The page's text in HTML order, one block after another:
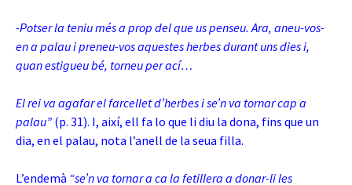
-Potser la teniu més a prop del que us penseu. Ara, aneu-vos-
en a palau i preneu-vos aquestes herbes durant uns dies i,
quan estigueu bé, torneu per ací…
El rei va agafar el farcellet d’herbes i se’n va tornar cap a
palau” (p. 31). I, així, ell fa lo que li diu la dona, fins que un
dia, en el palau, nota l’anell de la seua filla.
L’endemà “se’n va tornar a ca la fetillera a donar-li les